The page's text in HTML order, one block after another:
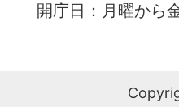
開庁日：月曜から